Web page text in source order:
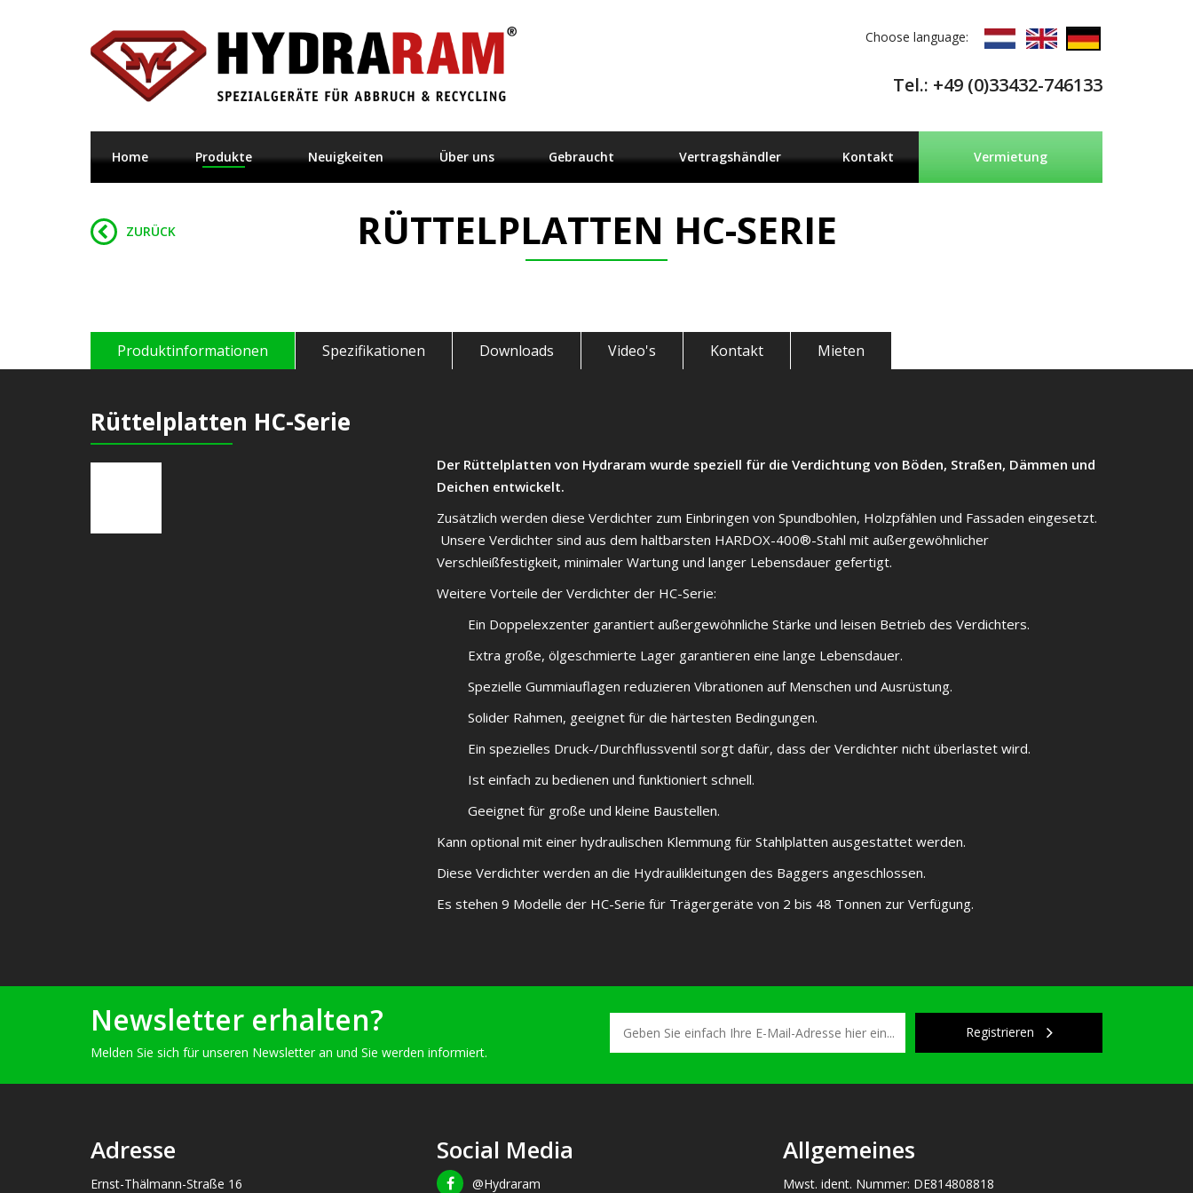
Choose language:
Tel.: +49 (0)33432-746133
Home Produkte Neuigkeiten Über uns Gebraucht Vertragshändler Kontakt Vermietung
ZURÜCK RÜTTELPLATTEN HC-SERIE
Produktinformationen Spezifikationen Downloads Video's Kontakt Mieten
Rüttelplatten HC-Serie
Der Rüttelplatten von Hydraram wurde speziell für die Verdichtung von Böden, Straßen, Dämmen und
Deichen entwickelt.
Zusätzlich werden diese Verdichter zum Einbringen von Spundbohlen, Holzpfählen und Fassaden eingesetzt.
Unsere Verdichter sind aus dem haltbarsten HARDOX-400®-Stahl mit außergewöhnlicher
Verschleißfestigkeit, minimaler Wartung und langer Lebensdauer gefertigt.
Weitere Vorteile der Verdichter der HC-Serie:
Ein Doppelexzenter garantiert außergewöhnliche Stärke und leisen Betrieb des Verdichters.
Extra große, ölgeschmierte Lager garantieren eine lange Lebensdauer.
Spezielle Gummiauflagen reduzieren Vibrationen auf Menschen und Ausrüstung.
Solider Rahmen, geeignet für die härtesten Bedingungen.
Ein spezielles Druck-/Durchflussventil sorgt dafür, dass der Verdichter nicht überlastet wird.
Ist einfach zu bedienen und funktioniert schnell.
Geeignet für große und kleine Baustellen.
Kann optional mit einer hydraulischen Klemmung für Stahlplatten ausgestattet werden.
Diese Verdichter werden an die Hydraulikleitungen des Baggers angeschlossen.
Es stehen 9 Modelle der HC-Serie für Trägergeräte von 2 bis 48 Tonnen zur Verfügung.
Newsletter erhalten?
Melden Sie sich für unseren Newsletter an und Sie werden informiert.
Registrieren
Adresse
Ernst-Thälmann-Straße 16
Social Media
@Hydraram
Allgemeines
Mwst. ident. Nummer: DE814808818